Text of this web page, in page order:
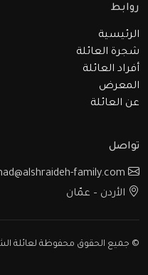
روابط
الرئيسية
شجرة العائلة
أفراد العائلة
المعرض
عن العائلة
تواصل
الأردن – عمّان
© جميع الحقوق محفوظة لعائلة